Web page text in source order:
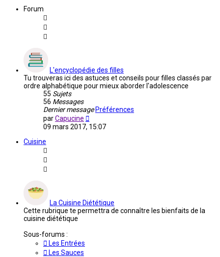
Forum
L'encyclopédie des filles
Tu trouveras ici des astuces et conseils pour filles classés par
ordre alphabétique pour mieux aborder l'adolescence
55 Sujets
56 Messages
Dernier messagePréférences
parCapucine
le
09 mars 2017, 15:07
Cuisine
La Cuisine Diététique
Cette rubrique te permettra de connaître les bienfaits de la
cuisine diététique
Sous-forums :
Les Entrées
Les Sauces